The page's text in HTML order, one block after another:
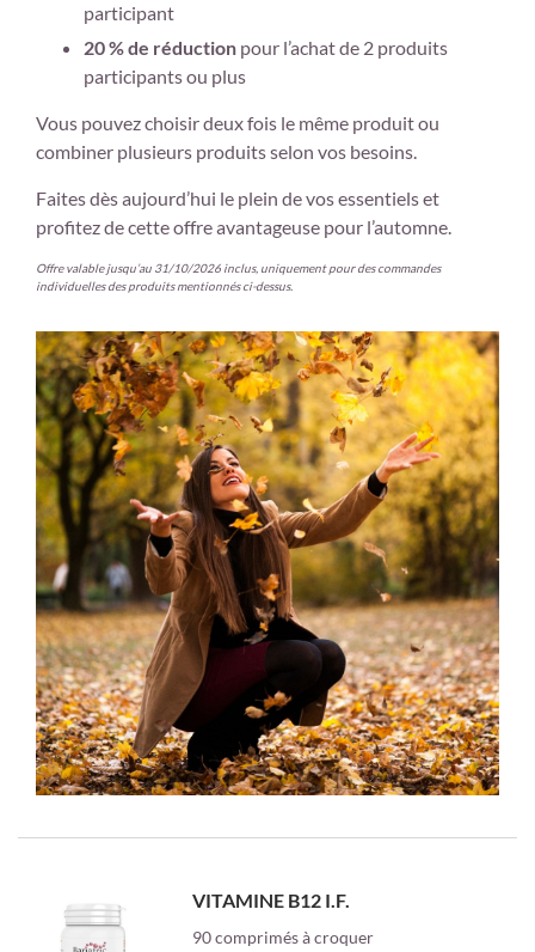
participant
20 % de réduction pour l’achat de 2 produits
participants ou plus
Vous pouvez choisir deux fois le même produit ou
combiner plusieurs produits selon vos besoins.
Faites dès aujourd’hui le plein de vos essentiels et
profitez de cette offre avantageuse pour l’automne.
Offre valable jusqu’au 31/10/2026 inclus, uniquement pour des commandes
individuelles des produits mentionnés ci-dessus.
VITAMINE B12 I.F.
90 comprimés à croquer